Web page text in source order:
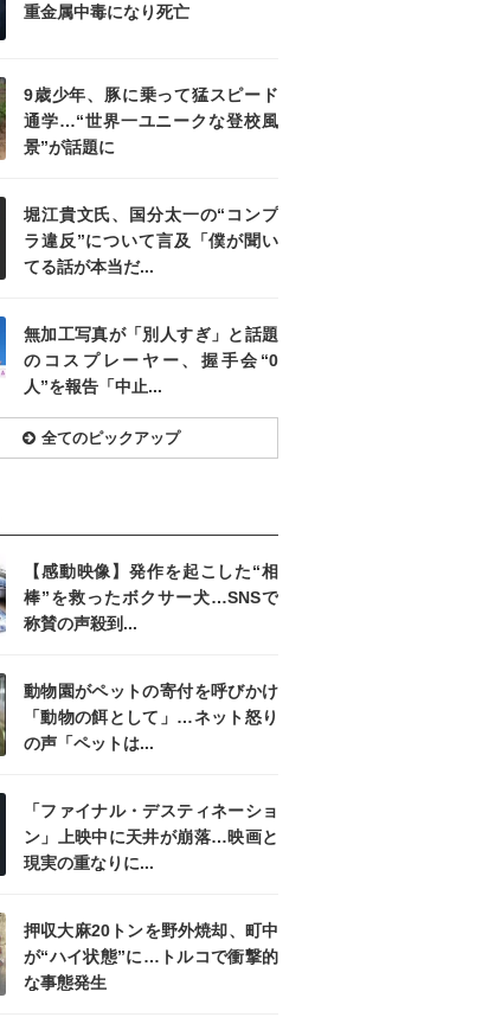
重金属中毒になり死亡
9歳少年、豚に乗って猛スピード
通学…“世界一ユニークな登校風
景”が話題に
堀江貴文氏、国分太一の“コンプ
ラ違反”について言及「僕が聞い
てる話が本当だ...
無加工写真が「別人すぎ」と話題
のコスプレーヤー、握手会“0
人”を報告「中止...
全てのピックアップ
【感動映像】発作を起こした“相
棒”を救ったボクサー犬…SNSで
称賛の声殺到...
動物園がペットの寄付を呼びかけ
「動物の餌として」…ネット怒り
の声「ペットは...
「ファイナル・デスティネーショ
ン」上映中に天井が崩落…映画と
現実の重なりに...
押収大麻20トンを野外焼却、町中
が“ハイ状態”に…トルコで衝撃的
な事態発生